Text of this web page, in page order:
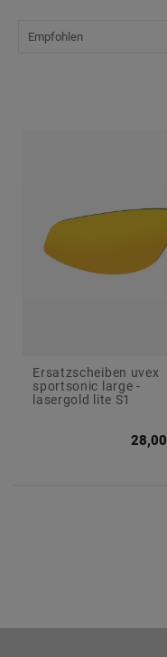
Ersatzscheiben uvex
sportsonic large -
lasergold lite S1